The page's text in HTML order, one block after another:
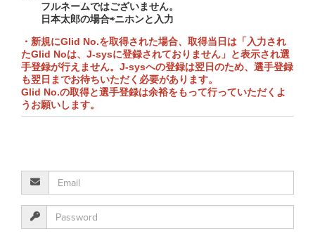
フルネームではございません。
日本太郎の場合⇨ニホンと入力
・新規にGlid No.を取得された場合、取得当日は「入力され
たGlid Noは、J-sysに登録されておりません」と表示され選
手登録が行えません。J-sysへの登録は翌日のため、選手登録
も翌日までお待ちいただく必要があります。
Glid No.の取得と選手登録は余裕をもって行っていただくよ
うお願いします。